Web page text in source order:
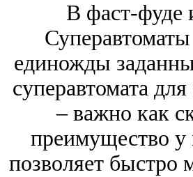
В фаст-фуде
единожды
суперавтомата
– важно как
преимущество у
позволяет быстро